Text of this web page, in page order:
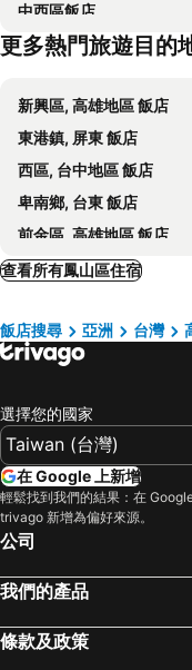
康橋商旅五甲館 Kindness
Chao She Hotel
Hub Hotel Kaohsiung Cisian
Royal Group Hotel Minghua
Legend Hotel Kaohsiung
The Tree House
Royal Gold Hotel
Flower Country Motel
NL 概念商旅
Kindness Hotel
Just Sleep Kaohsiung
We Motel Fengshan
康橋商旅 - 覺民館
康橋商旅 - 覺民館
Hoya Resort Hotel
Papo'a Hotel
LJ Hotel
高雄新崛江
高雄光華夜市
西子灣
高雄興達港
台南孔廟
中西區飯店
更多熱門旅遊目的
新興區, 高雄地區 飯店
東港鎮, 屏東 飯店
西區, 台中地區 飯店
卑南鄉, 台東 飯店
前金區, 高雄地區 飯店
東區, 台中地區 飯店
車城鄉, 屏東 飯店
永康區, 台南地區 飯店
高雄市區, 高雄地區 飯店
台東市區, 台東 飯店
屏東市區, 屏東 飯店
琉球鄉, 屏東 飯店
台中市區, 台中地區 飯店
查看所有鳳山區住宿
飯店搜尋 亞洲 台灣
選擇您的國家
在 Google 上新增
輕鬆找到我們的結果：在
trivago 新增為偏好來源。
公司
我們的產品
條款及政策